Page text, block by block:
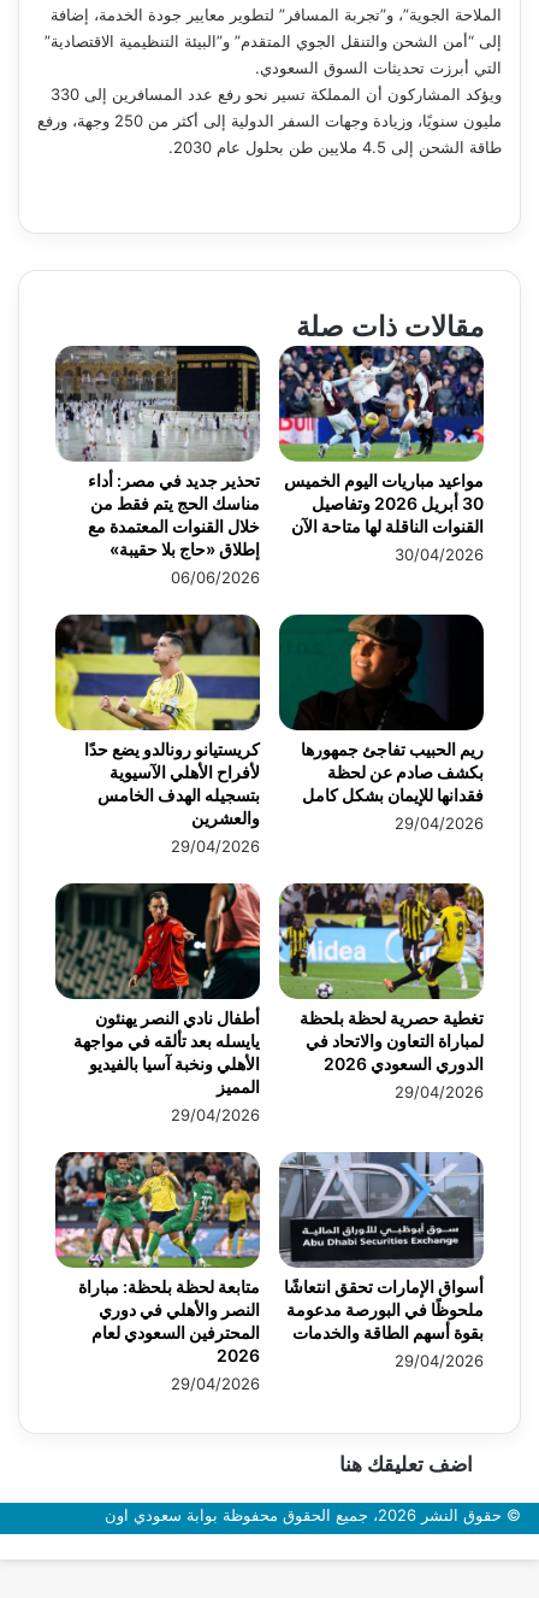
الملاحة الجوية”، و”تجربة المسافر” لتطوير معايير جودة الخدمة، إضافة
إلى “أمن الشحن والتنقل الجوي المتقدم” و”البيئة التنظيمية الاقتصادية”
التي أبرزت تحديثات السوق السعودي.
ويؤكد المشاركون أن المملكة تسير نحو رفع عدد المسافرين إلى 330
مليون سنويًا، وزيادة وجهات السفر الدولية إلى أكثر من 250 وجهة، ورفع
طاقة الشحن إلى 4.5 ملايين طن بحلول عام 2030.
مقالات ذات صلة
تحذير جديد في مصر: أداء
مناسك الحج يتم فقط من
خلال القنوات المعتمدة مع
إطلاق «حاج بلا حقيبة»
06/06/2026
مواعيد مباريات اليوم الخميس
30 أبريل 2026 وتفاصيل
القنوات الناقلة لها متاحة الآن
30/04/2026
كريستيانو رونالدو يضع حدًا
لأفراح الأهلي الآسيوية
بتسجيله الهدف الخامس
والعشرين
29/04/2026
ريم الحبيب تفاجئ جمهورها
بكشف صادم عن لحظة
فقدانها للإيمان بشكل كامل
29/04/2026
أطفال نادي النصر يهنئون
يايسله بعد تألقه في مواجهة
الأهلي ونخبة آسيا بالفيديو
المميز
29/04/2026
تغطية حصرية لحظة بلحظة
لمباراة التعاون والاتحاد في
الدوري السعودي 2026
29/04/2026
متابعة لحظة بلحظة: مباراة
النصر والأهلي في دوري
المحترفين السعودي لعام
2026
29/04/2026
أسواق الإمارات تحقق انتعاشًا
ملحوظًا في البورصة مدعومة
بقوة أسهم الطاقة والخدمات
29/04/2026
اضف تعليقك هنا
© حقوق النشر 2026، جميع الحقوق محفوظة بوابة سعودي اون